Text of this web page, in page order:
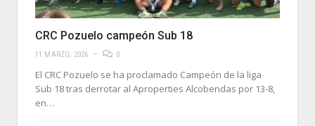
CRC Pozuelo campeón Sub 18
11 MARZO, 2026 0
El CRC Pozuelo se ha proclamado Campeón de la liga
Sub 18 tras derrotar al Aproperties Alcobendas por 13-8,
en…